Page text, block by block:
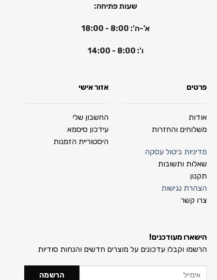
שעות פתיחה:
א'-ה': 8:00 - 18:00
ו': 8:00 - 14:00
פרטים
אודות
משלוחים והחזרות
מדיניות ביטול עסקה
שאלות ותשובות
תקנון
הצהרת נגישות
צרו קשר
אזור אישי
החשבון שלי
עידכון סיסמא
היסטוריית הזמנות
הישארו מעודכנים!
הרשמו וקבלו עדכונים על מוצרים חדשים והנחות סודיות